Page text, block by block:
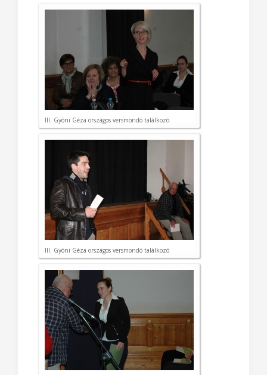
III. Gyóni Géza országos versmondó találkozó
III. Gyóni Géza országos versmondó találkozó